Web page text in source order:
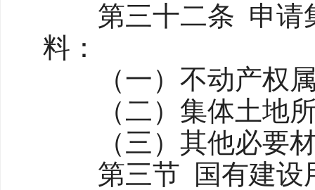
第三十二条 申请集
料：
（一）不动产权属
（二）集体土地所
（三）其他
第三节 国有建设